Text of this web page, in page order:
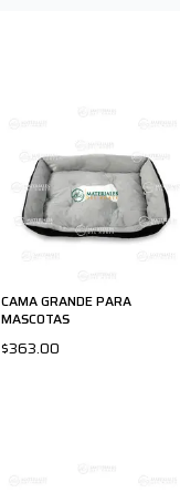
CAMA GRANDE PARA
MASCOTAS
$363.00